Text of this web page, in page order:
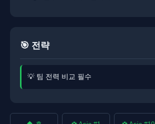
🎯 전략
💡 팀 전력 비교 필수